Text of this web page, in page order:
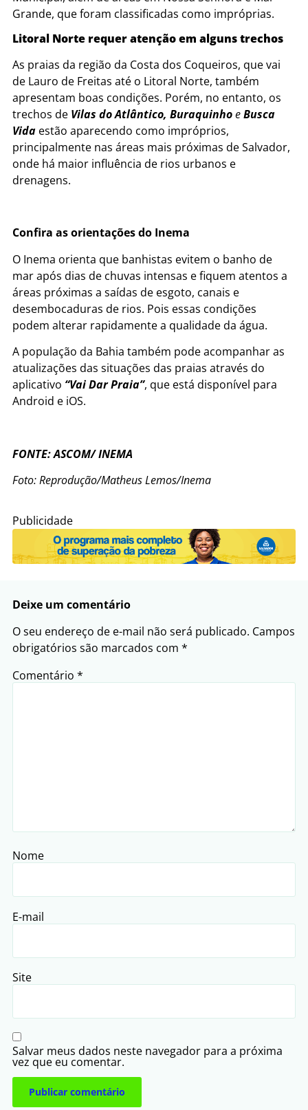
Grande, que foram classificadas como impróprias.
Litoral Norte requer atenção em alguns trechos
As praias da região da Costa dos Coqueiros, que vai
de Lauro de Freitas até o Litoral Norte, também
apresentam boas condições. Porém, no entanto, os
trechos de Vilas do Atlântico, BuraquinhoeBusca
Vida estão aparecendo como impróprios,
principalmente nas áreas mais próximas de Salvador,
onde há maior influência de rios urbanos e
drenagens.
Confira as orientações do Inema
O Inema orienta que banhistas evitem o banho de
mar após dias de chuvas intensas e fiquem atentos a
áreas próximas a saídas de esgoto, canais e
desembocaduras de rios. Pois essas condições
podem alterar rapidamente a qualidade da água.
A população da Bahia também pode acompanhar as
atualizações das situações das praias através do
aplicativo “Vai Dar Praia”, que está disponível para
Android e iOS.
FONTE: ASCOM/ INEMA
Foto: Reprodução/Matheus Lemos/Inema
Publicidade
Deixe um comentário
O seu endereço de e-mail não será publicado. Campos
obrigatórios são marcados com *
Comentário *
Nome
E-mail
Site
Salvar meus dados neste navegador para a próxima
vez que eu comentar.